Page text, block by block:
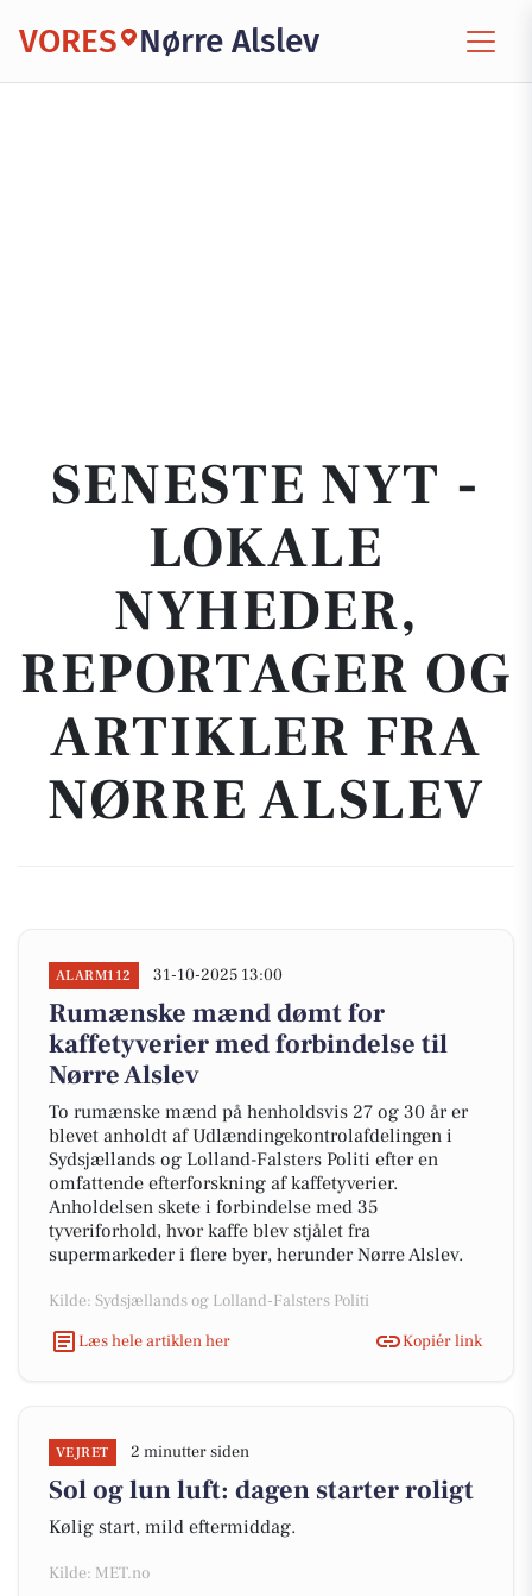
VORES Nørre Alslev
SENESTE NYT -
LOKALE
NYHEDER,
REPORTAGER OG
ARTIKLER FRA
NØRRE ALSLEV
ALARM112 31-10-2025 13:00
Rumænske mænd dømt for
kaffetyverier med forbindelse til
Nørre Alslev
To rumænske mænd på henholdsvis 27 og 30 år er
blevet anholdt af Udlændingekontrolafdelingen i
Sydsjællands og Lolland-Falsters Politi efter en
omfattende efterforskning af kaffetyverier.
Anholdelsen skete i forbindelse med 35
tyveriforhold, hvor kaffe blev stjålet fra
supermarkeder i flere byer, herunder Nørre Alslev.
Kilde: Sydsjællands og Lolland-Falsters Politi
Læs hele artiklen her
Kopiér link
VEJRET 2 minutter siden
Sol og lun luft: dagen starter roligt
Kølig start, mild eftermiddag.
Kilde: MET.no